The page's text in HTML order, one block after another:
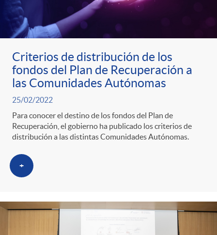
Criterios de distribución de los
fondos del Plan de Recuperación a
las Comunidades Autónomas
25/02/2022
Para conocer el destino de los fondos del Plan de
Recuperación, el gobierno ha publicado los criterios de
distribución a las distintas Comunidades Autónomas.
+